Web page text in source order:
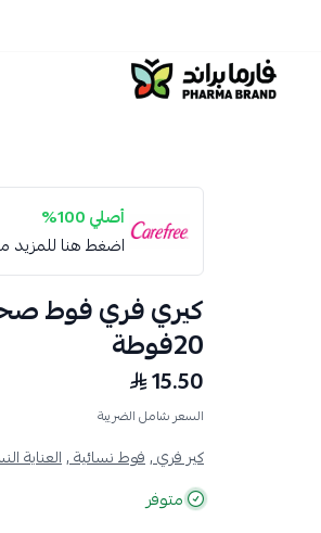
صيدلية فارما براند
أصلي 100%
اضغط هنا للمزيد
كيري فري فوط
20فوطة
15.50
السعر شامل الضريبة
كير فري ,فوط نسائية ,العناية
متوفر